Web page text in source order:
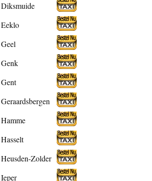
Diksmuide
Eeklo
Geel
Genk
Gent
Geraardsbergen
Hamme
Hasselt
Heusden-Zolder
Ieper